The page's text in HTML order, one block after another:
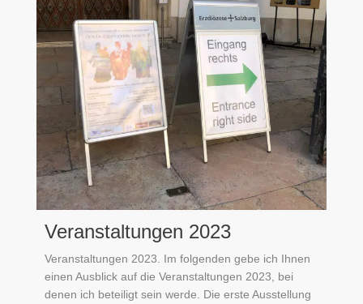
Veranstaltungen 2023
Veranstaltungen 2023. Im folgenden gebe ich Ihnen
einen Ausblick auf die Veranstaltungen 2023, bei
denen ich beteiligt sein werde. Die erste Ausstellung